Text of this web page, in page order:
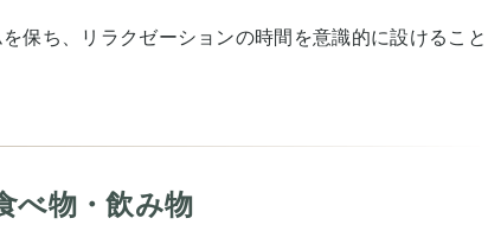
保ち、リラクゼーションの時間を意識的に設けること
べ物・飲み物